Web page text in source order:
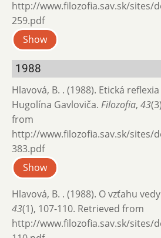
http://www.filozofia.sav.sk/sites/
259.pdf
Show
1988
Hlavová, B. . (1988). Etická
Hugolína Gavloviča. Filozofia, 43
from
http://www.filozofia.sav.sk/sites/
383.pdf
Show
Hlavová, B. . (1988). O vzťahu
43(1), 107-110. Retrieved from
http://www.filozofia.sav.sk/sites/